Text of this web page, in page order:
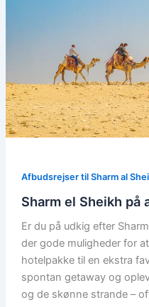
Afbudsrejser til Sharm al
Sharm el Sheikh på
Er du på udkig efter
der gode muligheder for
hotelpakke til en ekstra
spontan getaway og
og de skønne strande –